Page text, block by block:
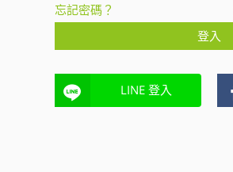
忘記密碼？
登入
LINE 登入